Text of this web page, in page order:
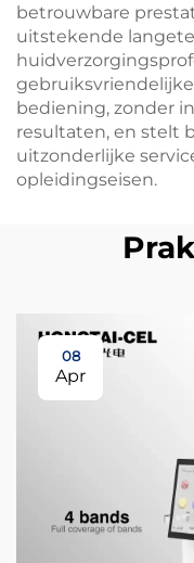
betrouwbare
uitstekende
bediening, zonder
resultaten, en stelt
uitzonderlijke
opleidingseisen.
08
Apr